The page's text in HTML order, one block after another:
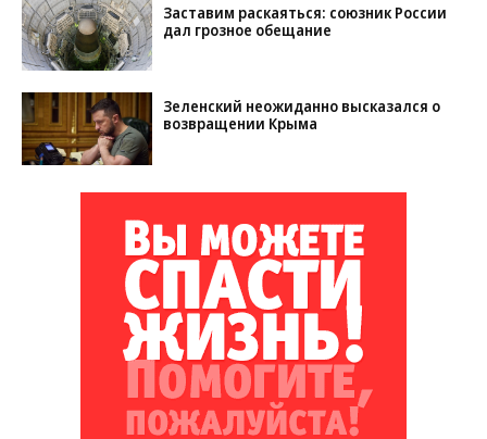
Заставим раскаяться: союзник России
дал грозное обещание
Зеленский неожиданно высказался о
возвращении Крыма